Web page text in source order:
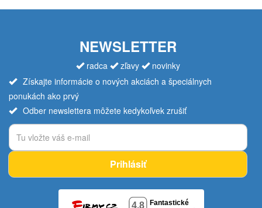
NEWSLETTER
radca zľavy
novinky
Získajte informácie o nových akciách a špeciálnych
ponukách ako prvý
Odber newslettera môžete kedykoľvek zrušiť
Prihlásiť